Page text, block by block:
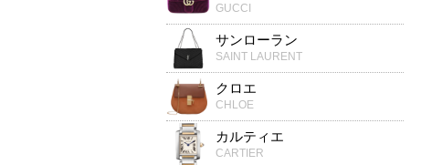
GUCCI
サンローラン
SAINT LAURENT
クロエ
CHLOE
カルティエ
CARTIER